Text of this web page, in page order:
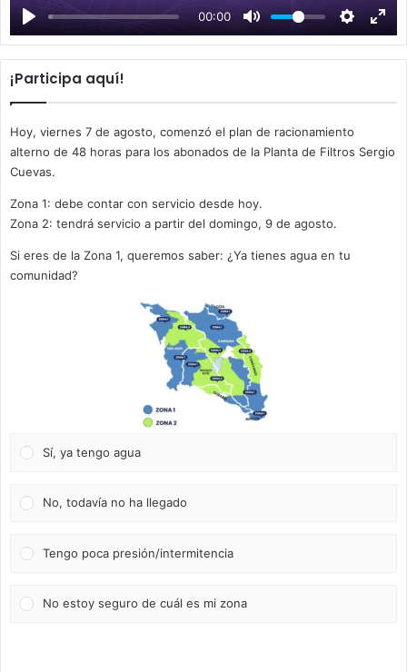
00:00
y
¡Participa aquí!
Hoy, viernes 7 de agosto, comenzó el plan de racionamiento
alterno de 48 horas para los abonados de la Planta de Filtros Sergio
Cuevas.
Zona 1: debe contar con servicio desde hoy.
Zona 2: tendrá servicio a partir del domingo, 9 de agosto.
Si eres de la Zona 1, queremos saber: ¿Ya tienes agua en tu
comunidad?
Sí, ya tengo agua
No, todavía no ha llegado
Tengo poca presión/intermitencia
No estoy seguro de cuál es mi zona